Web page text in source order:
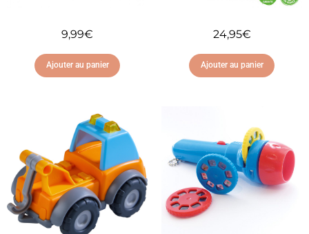
9,99€
Ajouter au panier
Ajouter à ma liste
d'envies
24,95€
Ajouter au panier
Ajouter à ma liste
d'envies